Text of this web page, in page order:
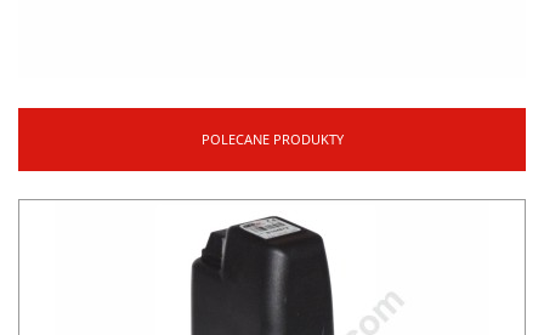
POLECANE PRODUKTY